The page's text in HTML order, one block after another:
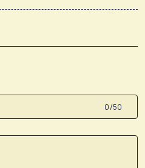
0 /50